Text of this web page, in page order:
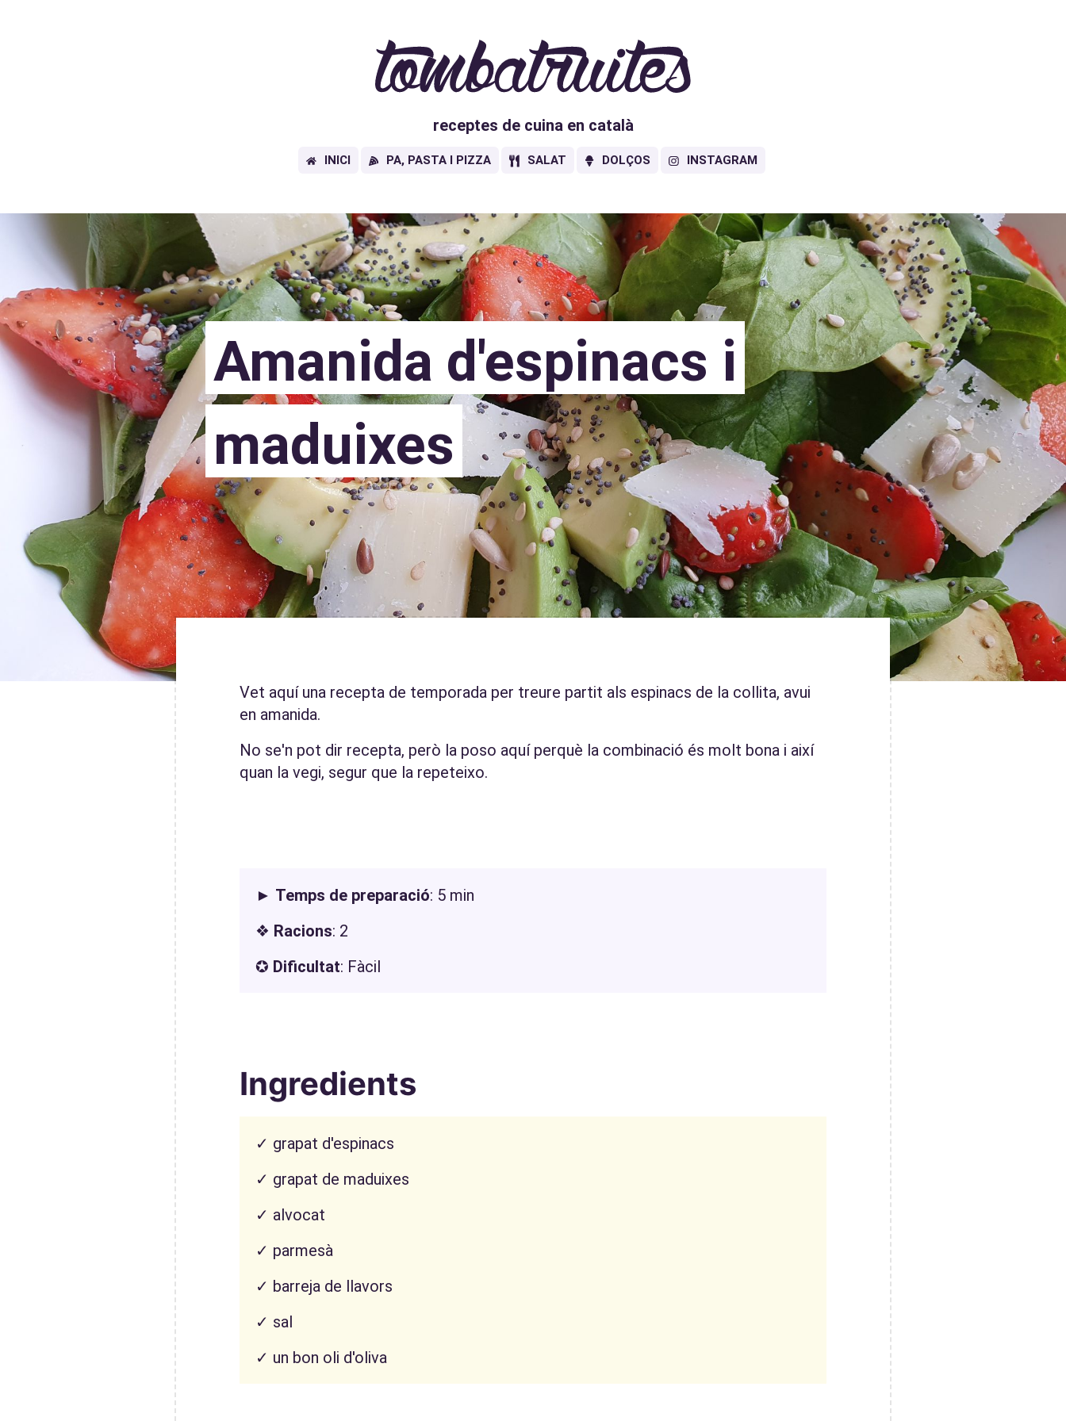
receptes de cuina en català
INICI PA, PASTA I PIZZA SALAT DOLÇOS INSTAGRAM
Amanida d'espinacs i
maduixes
Vet aquí una recepta de temporada per treure partit als espinacs de la collita, avui
en amanida.
No se'n pot dir recepta, però la poso aquí perquè la combinació és molt bona i així
quan la vegi, segur que la repeteixo.
► Temps de preparació: 5 min
❖ Racions: 2
✪ Dificultat: Fàcil
Ingredients
✓ grapat d'espinacs
✓ grapat de maduixes
✓ alvocat
✓ parmesà
✓ barreja de llavors
✓ sal
✓ un bon oli d'oliva